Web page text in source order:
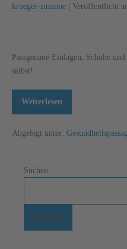
kroeger-susanne Veröffentlicht
Pass­genaue Einlagen, Schuhe
selbst!
Weiterlesen
Abgelegt unter:
Suchen
Suchen